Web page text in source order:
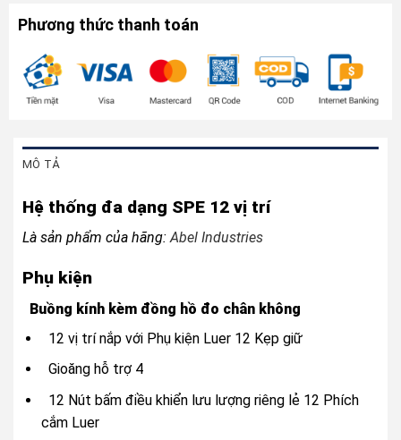
Phương thức thanh toán
MÔ TẢ
Hệ thống đa dạng SPE 12 vị trí
Là sản phẩm của hãng:Abel Industries
Phụ kiện
Buồng kính kèm đồng hồ đo chân không
12 vị trí nắp với Phụ kiện Luer 12 Kẹp giữ
Gioăng hỗ trợ 4
12 Nút bấm điều khiển lưu lượng riêng lẻ 12 Phích
cắm Luer